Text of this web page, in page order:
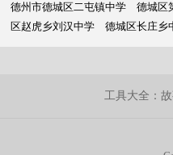
德州市德城区二屯镇中学 德城区
区赵虎乡刘汉中学
德城区长庄乡
工具大全：